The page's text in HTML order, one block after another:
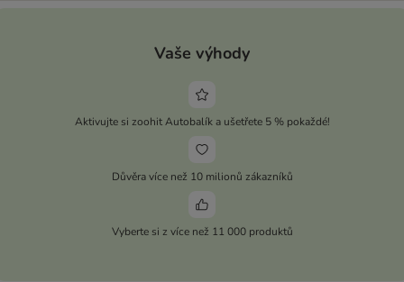
Vaše výhody
Aktivujte si zoohit Autobalík a ušetřete 5 % pokaždé!
Důvěra více než 10 milionů zákazníků
Vyberte si z více než 11 000 produktů